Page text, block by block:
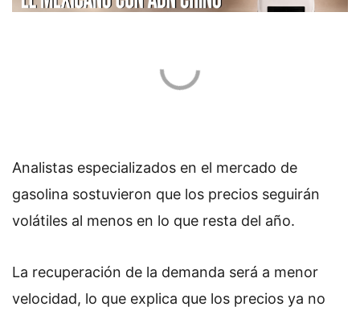
Analistas especializados en el mercado de
gasolina sostuvieron que los precios seguirán
volátiles al menos en lo que resta del año.
La recuperación de la demanda será a menor
velocidad, lo que explica que los precios ya no